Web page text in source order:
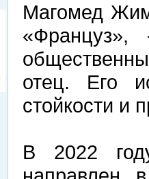
Магомед
отец. Его
стойкости и
В 2022